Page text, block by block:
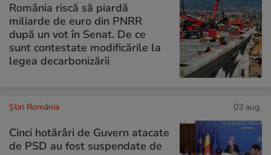
România riscă să piardă
miliarde de euro din PNRR
după un vot în Senat. De ce
sunt contestate modificările la
legea decarbonizării
Știri România 03 aug.
Cinci hotărâri de Guvern atacate
de PSD au fost suspendate de